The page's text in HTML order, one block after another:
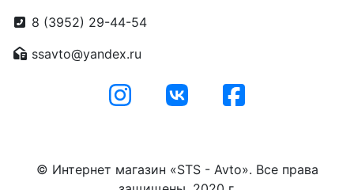
8 (3952) 29-44-54
ssavto@yandex.ru
© Интернет магазин «STS - Avto». Все права